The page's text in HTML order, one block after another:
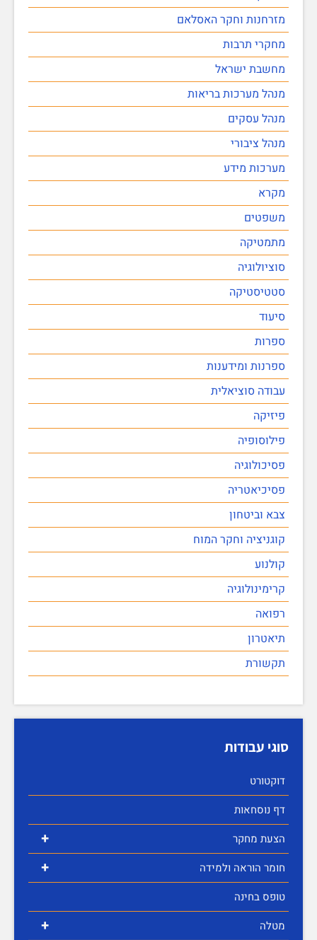
מזרחנות וחקר האסלאם
מחקרי תרבות
מחשבת ישראל
מנהל מערכות בריאות
מנהל עסקים
מנהל ציבורי
מערכות מידע
מקרא
משפטים
מתמטיקה
סוציולוגיה
סטטיסטיקה
סיעוד
ספרות
ספרנות ומידענות
עבודה סוציאלית
פיזיקה
פילוסופיה
פסיכולוגיה
פסיכיאטריה
צבא וביטחון
קוגניציה וחקר המוח
קולנוע
קרימינולוגיה
רפואה
תיאטרון
תקשורת
סוגי עבודות
דוקטורט
דף נוסחאות
+ הצעת מחקר
+
חומר הוראה ולמידה
טופס בחינה
+ מטלה